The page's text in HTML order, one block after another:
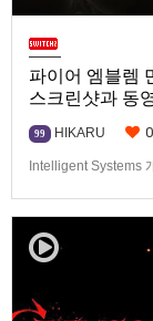
파이어 엠블렘
스크린샷과 동
99 HIKARU 0
Intelligent Systems